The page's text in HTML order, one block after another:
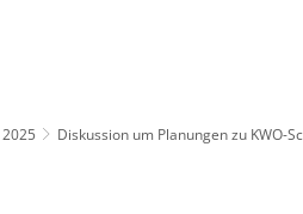
Diskussion um Planungen zu KWO-